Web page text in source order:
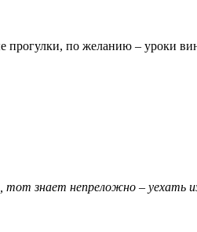
прогулки, по желанию – уроки
тот знает непреложно – уехать